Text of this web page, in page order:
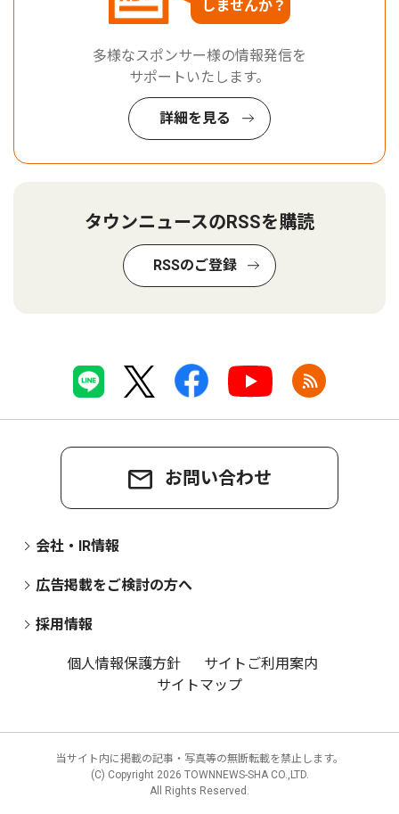
しませんか？
多様なスポンサー様の情報発信を
サポートいたします。
詳細を見る
タウンニュースのRSSを購読
RSSのご登録
お問い合わせ
会社・IR情報
広告掲載をご検討の方へ
採用情報
個人情報保護方針
サイトご利用案内
サイトマップ
当サイト内に掲載の記事・写真等の無断転載を禁止します。
(C) Copyright 2026 TOWNNEWS-SHA CO.,LTD.
All Rights Reserved.